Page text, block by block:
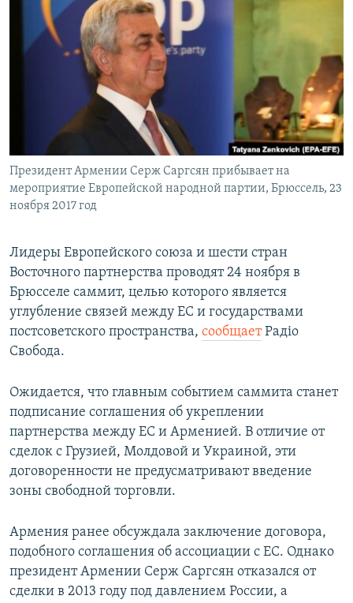
ТЕЛЕПРОЕКТ КРЫМ.РЕАЛИИ
СОВЕТЫ ПРАВОЗАЩИТНИКОВ
ПРОПАВШИЕ БЕЗ ВЕСТИ
ПОБЕДИТЕЛЕЙ НЕ СУДЯТ?
КРЫМ.НЕПОКОРЕННЫЙ
ELIFBE
УКРАИНСКАЯ ПРОБЛЕМА КРЫМА
Українською
Qırımtatar
ПРИСОЕДИНЯЙТЕСЬ!
Все сайты RFE/RL
Президент Армении Серж Саргсян прибывает на
мероприятие Европейской народной партии, Брюссель, 23
ноября 2017 год
Лидеры Европейского союза и шести стран
Восточного партнерства проводят 24 ноября в
Брюсселе саммит, целью которого является
углубление связей между ЕС и государствами
постсоветского пространства, сообщаетРадіо
Свобода.
Ожидается, что главным событием саммита станет
подписание соглашения об укреплении
партнерства между ЕС и Арменией. В отличие от
сделок с Грузией, Молдовой и Украиной, эти
договоренности не предусматривают введение
зоны свободной торговли.
Армения ранее обсуждала заключение договора,
подобного соглашения об ассоциации с ЕС. Однако
президент Армении Серж Саргсян отказался от
сделки в 2013 году под давлением России, а